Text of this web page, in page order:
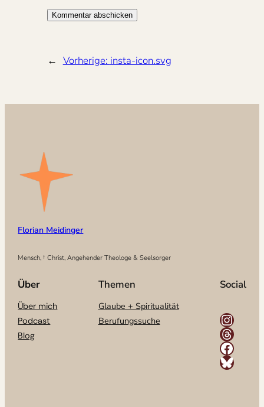
← Vorherige: insta-icon.svg
Florian Meidinger
Mensch, † Christ, Angehender Theologe & Seelsorger
Über
Über mich
Podcast
Blog
Themen
Glaube + Spiritualität
Berufungssuche
Social
Instagram
Threads
Facebook
Bluesky